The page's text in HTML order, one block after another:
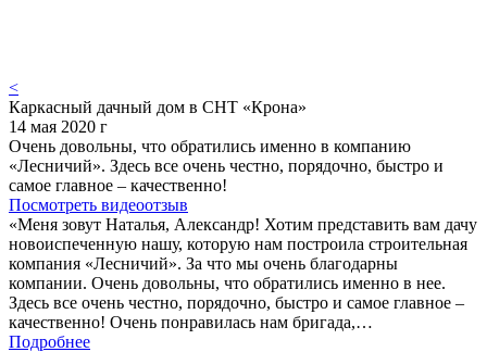
<
Каркасный дачный дом в СНТ «Крона»
14 мая 2020 г
Очень довольны, что обратились именно в компанию
«Лесничий». Здесь все очень честно, порядочно, быстро и
самое главное – качественно!
Посмотреть видеоотзыв
«Меня зовут Наталья, Александр! Хотим представить вам дачу
новоиспеченную нашу, которую нам построила строительная
компания «Лесничий». За что мы очень благодарны
компании. Очень довольны, что обратились именно в нее.
Здесь все очень честно, порядочно, быстро и самое главное –
качественно! Очень понравилась нам бригада,…
Подробнее